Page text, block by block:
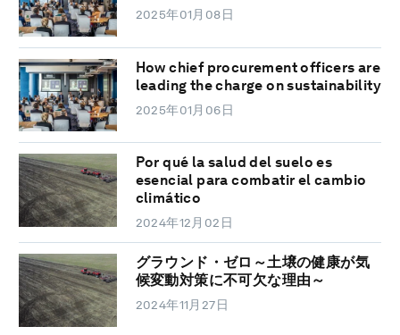
2025年01月08日
How chief procurement officers are
leading the charge on sustainability
2025年01月06日
Por qué la salud del suelo es
esencial para combatir el cambio
climático
2024年12月02日
グラウンド・ゼロ～土壌の健康が気
候変動対策に不可欠な理由～
2024年11月27日